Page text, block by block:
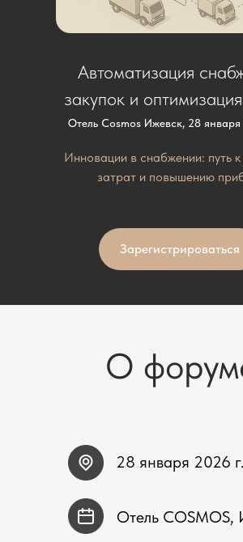
Отель Cosmos Ижевск, 28
Автоматизация
закупок и
Инновации в снабжении: путь
затрат и повышению
Зарегистрироваться
О
28 января 2026 г.
Отель COSMOS,